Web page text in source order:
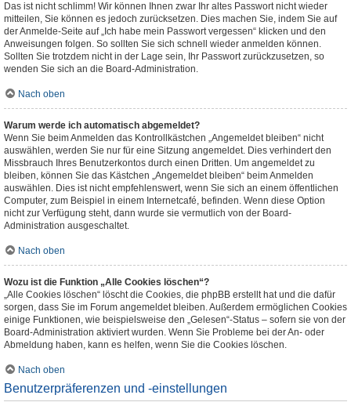
Das ist nicht schlimm! Wir können Ihnen zwar Ihr altes Passwort nicht wieder
mitteilen, Sie können es jedoch zurücksetzen. Dies machen Sie, indem Sie auf
der Anmelde-Seite auf „Ich habe mein Passwort vergessen“ klicken und den
Anweisungen folgen. So sollten Sie sich schnell wieder anmelden können.
Sollten Sie trotzdem nicht in der Lage sein, Ihr Passwort zurückzusetzen, so
wenden Sie sich an die Board-Administration.
Nach oben
Warum werde ich automatisch abgemeldet?
Wenn Sie beim Anmelden das Kontrollkästchen „Angemeldet bleiben“ nicht
auswählen, werden Sie nur für eine Sitzung angemeldet. Dies verhindert den
Missbrauch Ihres Benutzerkontos durch einen Dritten. Um angemeldet zu
bleiben, können Sie das Kästchen „Angemeldet bleiben“ beim Anmelden
auswählen. Dies ist nicht empfehlenswert, wenn Sie sich an einem öffentlichen
Computer, zum Beispiel in einem Internetcafé, befinden. Wenn diese Option
nicht zur Verfügung steht, dann wurde sie vermutlich von der Board-
Administration ausgeschaltet.
Nach oben
Wozu ist die Funktion „Alle Cookies löschen“?
„Alle Cookies löschen“ löscht die Cookies, die phpBB erstellt hat und die dafür
sorgen, dass Sie im Forum angemeldet bleiben. Außerdem ermöglichen Cookies
einige Funktionen, wie beispielsweise den „Gelesen“-Status – sofern sie von der
Board-Administration aktiviert wurden. Wenn Sie Probleme bei der An- oder
Abmeldung haben, kann es helfen, wenn Sie die Cookies löschen.
Nach oben
Benutzerpräferenzen und -einstellungen